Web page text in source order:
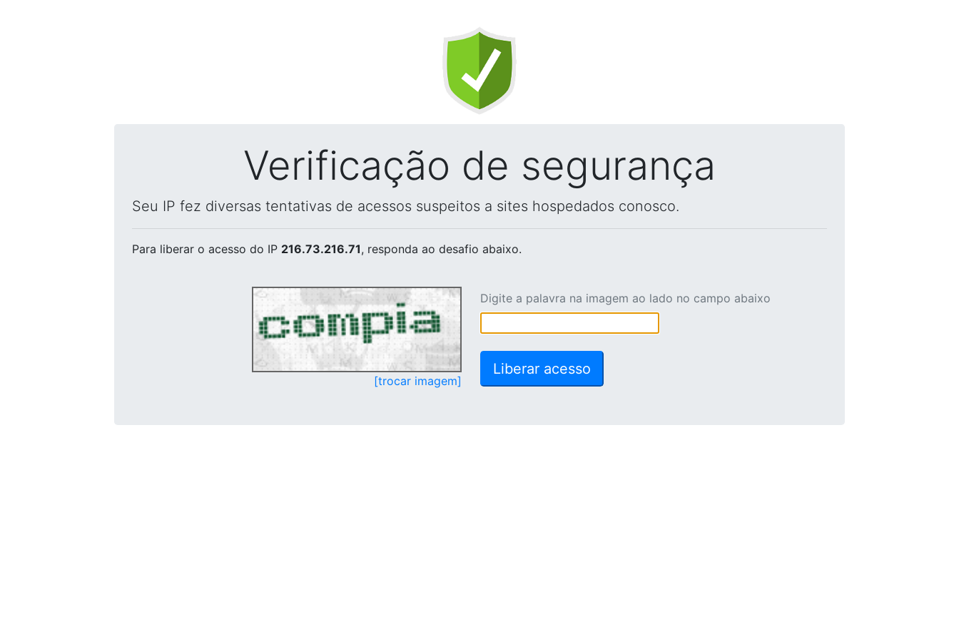
Verificação de segurança
Seu IP fez diversas tentativas de acessos suspeitos a sites hospedados conosco.
Para liberar o acesso do IP 216.73.216.71, responda ao desafio abaixo.
[trocar imagem]
Digite a palavra na imagem ao lado no campo abaixo